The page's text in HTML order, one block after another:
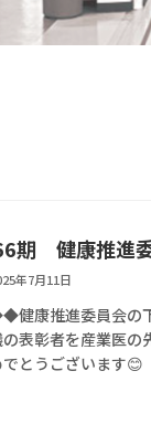
期 健康推進
年7月11日
康推進委員会の
の表彰者を産業医
でとうございます